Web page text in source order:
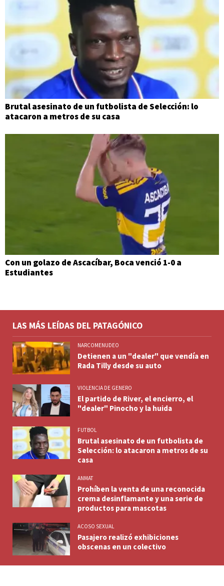
Brutal asesinato de un futbolista de Selección: lo
atacaron a metros de su casa
Con un golazo de Ascacíbar, Boca venció 1-0 a
Estudiantes
LAS MÁS LEÍDAS DEL PATAGÓNICO
NARCOMENUDEO
Detienen a un "dealer" que vendía en
Rada Tilly desde su auto
VIOLENCIA DE GENERO
El partido de River, el encierro, el
"dealer" Pinocho y la huida
FUTBOL
Brutal asesinato de un futbolista de
Selección: lo atacaron a metros de su
casa
ANMAT
Prohíben la venta de una reconocida
crema desinflamante y una serie de
productos para mascotas
ACOSO SEXUAL
Pasajero realizó exhibiciones
obscenas en un colectivo